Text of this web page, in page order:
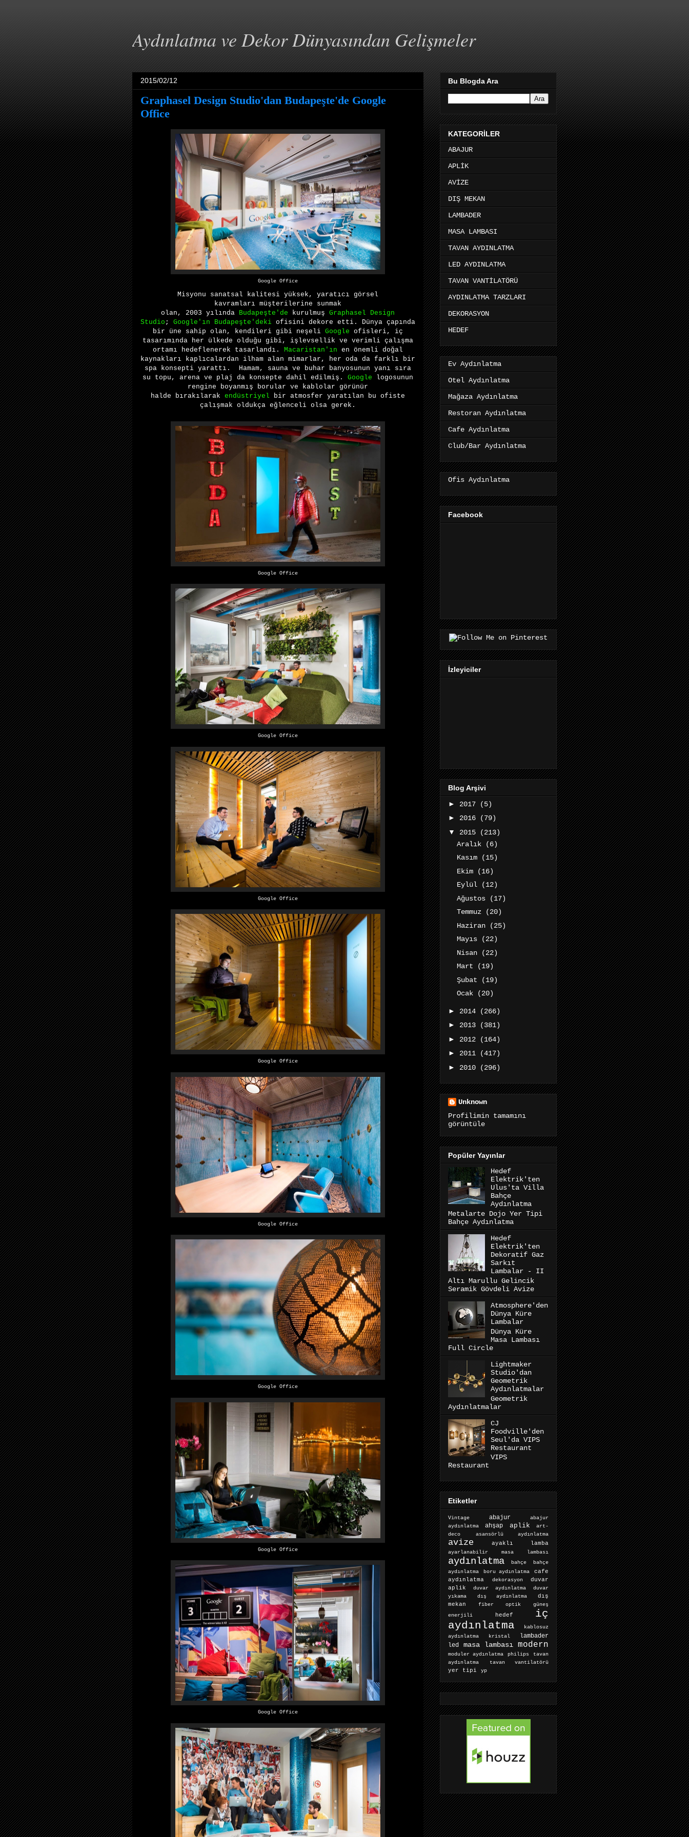
Aydınlatma ve Dekor Dünyasından Gelişmeler
2015/02/12
Graphasel Design Studio'dan Budapeşte'de Google
Office
Google Office
Misyonu sanatsal kalitesi yüksek, yaratıcı görsel
kavramları müşterilerine
sunmak
olan, 2003 yılında Budapeşte'de kurulmuş Graphasel Design
Studio ; Google'ın Budapeşte'deki ofisini dekore etti. Dünya çapında
bir
üne sahip olan, kendileri gibi neşeli Google ofisleri, iç
tasarımında her ülkede olduğu gibi, işlevsellik ve verimli çalışma
ortamı hedeflenerek tasarlandı. Macaristan'ın en önemli doğal
kaynakları kaplıcalardan ilham alan mimarlar, her oda da farklı bir
spa konsepti yarattı. Hamam, sauna ve buhar banyosunun yanı sıra
su topu,
arena ve plaj da konsepte dahil edilmiş. Google
logosunun
rengine
boyanmış borular ve kablolar
görünür
halde bırakılarak endüstriyel bir atmosfer yaratılan bu ofiste
çalışmak oldukça eğlenceli olsa gerek.
Google Office
Google Office
Google Office
Google Office
Google Office
Google Office
Google Office
Google Office
Bu Blogda Ara
KATEGORİLER
ABAJUR
APLİK
AVİZE
DIŞ MEKAN
LAMBADER
MASA LAMBASI
TAVAN AYDINLATMA
LED AYDINLATMA
TAVAN VANTİLATÖRÜ
AYDINLATMA TARZLARI
DEKORASYON
HEDEF
Ev Aydınlatma
Otel Aydınlatma
Mağaza Aydınlatma
Restoran Aydınlatma
Cafe Aydınlatma
Club/Bar Aydınlatma
Ofis Aydınlatma
Facebook
İzleyiciler
Blog Arşivi
► 2017
(5)
► 2016
(79)
▼ 2015
(213)
Aralık
(6)
Kasım
(15)
Ekim
(16)
Eylül
(12)
Ağustos
(17)
Temmuz
(20)
Haziran
(25)
Mayıs
(22)
Nisan
(22)
Mart
(19)
Şubat
(19)
Ocak
(20)
► 2014
(266)
► 2013
(381)
► 2012
(164)
► 2011
(417)
► 2010 (296)
Unknown
Profilimin tamamını
görüntüle
Popüler Yayınlar
Hedef
Elektrik'ten
Ulus'ta Villa
Bahçe
Aydınlatma
Metalarte Dojo Yer Tipi
Bahçe Aydınlatma
Hedef
Elektrik'ten
Dekoratif Gaz
Sarkıt
Lambalar - II
Altı Marullu Gelincik
Seramik Gövdeli Avize
Atmosphere'den
Dünya Küre
Lambalar
Dünya Küre
Masa Lambası
Full Circle
Lightmaker
Studio'dan
Geometrik
Aydınlatmalar
Geometrik
Aydınlatmalar
CJ
Foodville'den
Seul'da VIPS
Restaurant
VIPS
Restaurant
Etiketler
Vintage abajur
abajur
aydınlatma
ahşap aplik
art-
deco
asansörlü aydınlatma
avize ayaklı lamba
ayarlanabilir masa lambası
aydınlatma bahçe
bahçe
aydınlatma
boru aydınlatma
cafe
aydınlatma
dekorasyon
duvar
aplik
duvar aydınlatma
duvar
yıkama
dış aydınlatma
dış
mekan
fiber optik
güneş
enerjili
hedef
iç
aydınlatma
kablosuz
aydınlatma
kristal lambader
led masa lambası modern
moduler aydınlatma philips
tavan
aydınlatma
tavan vantilatörü
yer tipi yp